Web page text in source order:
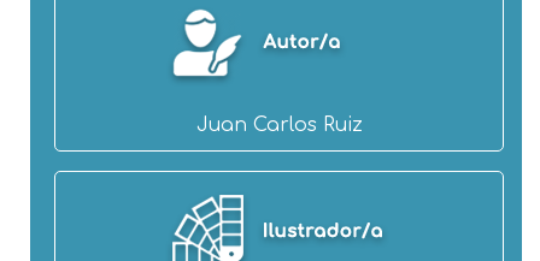
Juan Carlos Ruiz